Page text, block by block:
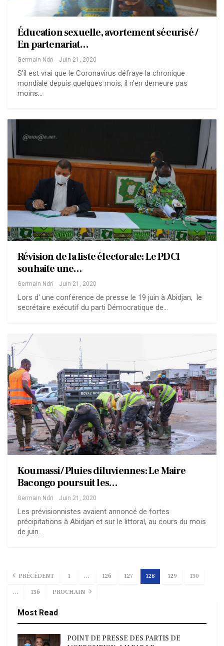
Éducation sexuelle, avortement sécurisé /
En partenariat…
Germain Ndri Juin 21, 2020
S’il est vrai que le Coronavirus défraye la chronique
mondiale depuis quelques mois, il n’en demeure pas
moins…
Révision de la liste électorale: Le PDCI
souhaite une…
Germain Ndri Juin 21, 2020
Lors d' une conférence de presse le 19 juin à Abidjan, le
secrétaire exécutif du parti Démocratique de…
Koumassi/ Pluies diluviennes: Le Maire
Bacongo poursuit les…
Germain Ndri Juin 21, 2020
Les prévisionnistes avaient annoncé de fortes
précipitations à Abidjan et sur le littoral, au cours du mois
de juin…
PRÉCÉDENT 1 … 126 127 128 129 130
… 136 PROCHAIN
Most Read
POINT DE PRESSE DES PARTIS DE